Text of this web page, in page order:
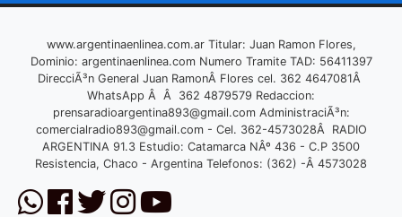
www.argentinaenlinea.com.ar Titular: Juan Ramon Flores,
Dominio: argentinaenlinea.com Numero Tramite TAD: 56411397
DirecciÃ³n General Juan RamonÂ Flores cel. 362 4647081Â
WhatsApp Â Â 362 4879579 Redaccion:
prensaradioargentina893@gmail.comAdministraciÃ³n:
comercialradio893@gmail.com- Cel. 362-4573028Â RADIO
ARGENTINA 91.3 Estudio: Catamarca NÂº 436 - C.P 3500
Resistencia, Chaco - Argentina Telefonos: (362) -Â 4573028